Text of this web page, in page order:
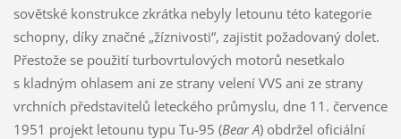
sovětské konstrukce zkrátka nebyly letounu této kategorie
schopny, díky značné „žíznivosti“, zajistit požadovaný dolet.
Přestože se použití turbovrtulových motorů nesetkalo
s kladným ohlasem ani ze strany velení VVS ani ze strany
vrchních představitelů leteckého průmyslu, dne 11. července
1951 projekt letounu typu Tu-95 (Bear A) obdržel oficiální